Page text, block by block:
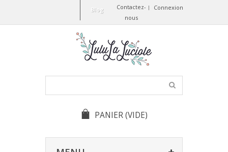
Connexion
Contactez-
nous
Blog
PANIER(VIDE)